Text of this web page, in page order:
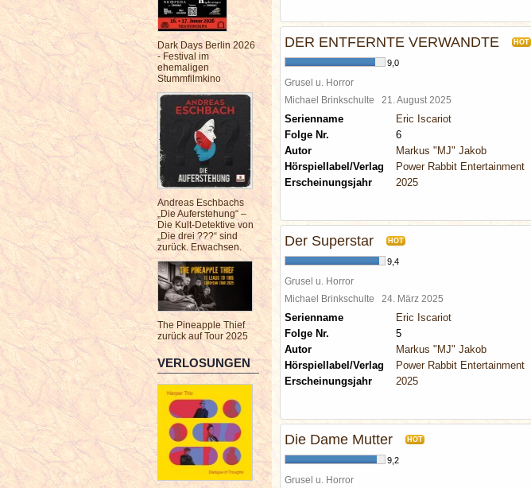
Dark Days Berlin 2026
- Festival im
ehemaligen
Stummfilmkino
Andreas Eschbachs
„Die Auferstehung“ –
Die Kult-Detektive von
„Die drei ???“ sind
zurück. Erwachsen.
The Pineapple Thief
zurück auf Tour 2025
VERLOSUNGEN
DER ENTFERNTE VERWANDTE HOT
9,0
Grusel u. Horror
Michael Brinkschulte 21. August 2025
Serienname
Eric Iscariot
Folge Nr.
6
Autor
Markus "MJ" Jakob
Hörspiellabel/Verlag
Power Rabbit Entertainment
Erscheinungsjahr
2025
Der Superstar HOT
9,4
Grusel u. Horror
Michael Brinkschulte 24. März 2025
Serienname
Eric Iscariot
Folge Nr.
5
Autor
Markus "MJ" Jakob
Hörspiellabel/Verlag
Power Rabbit Entertainment
Erscheinungsjahr
2025
Die Dame Mutter HOT
9,2
Grusel u. Horror